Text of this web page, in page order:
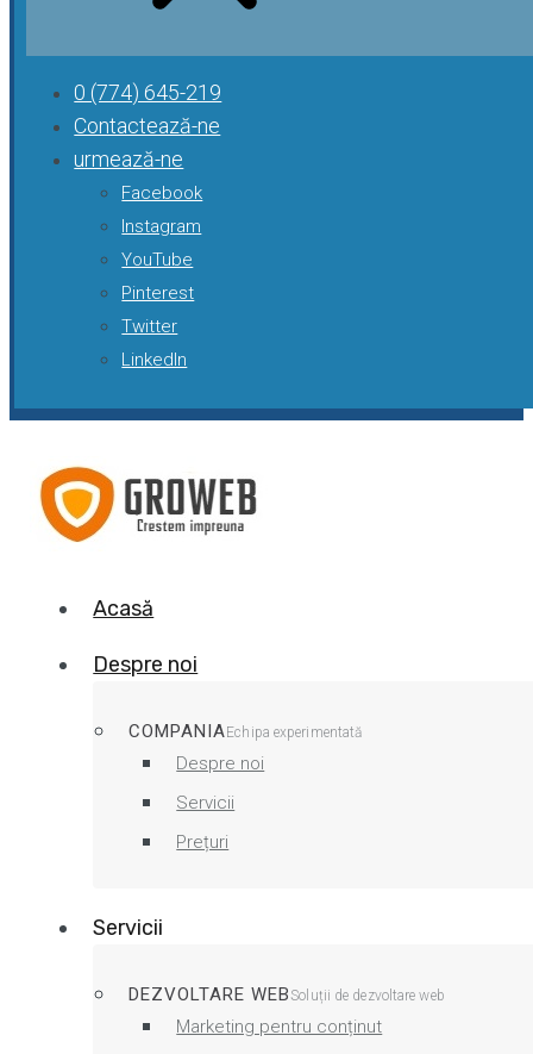
0 (774) 645-219
Contactează-ne
urmează-ne
Facebook
Instagram
YouTube
Pinterest
Twitter
LinkedIn
Acasă
Despre noi
COMPANIAEchipa experimentată
Despre noi
Servicii
Prețuri
Servicii
DEZVOLTARE WEBSoluții de dezvoltare web
Marketing pentru conținut